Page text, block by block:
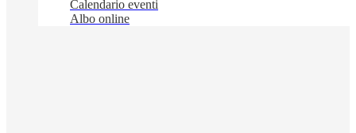
Calendario eventi
Albo online